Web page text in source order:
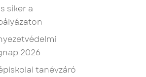
siker a
2026
tanévzáró